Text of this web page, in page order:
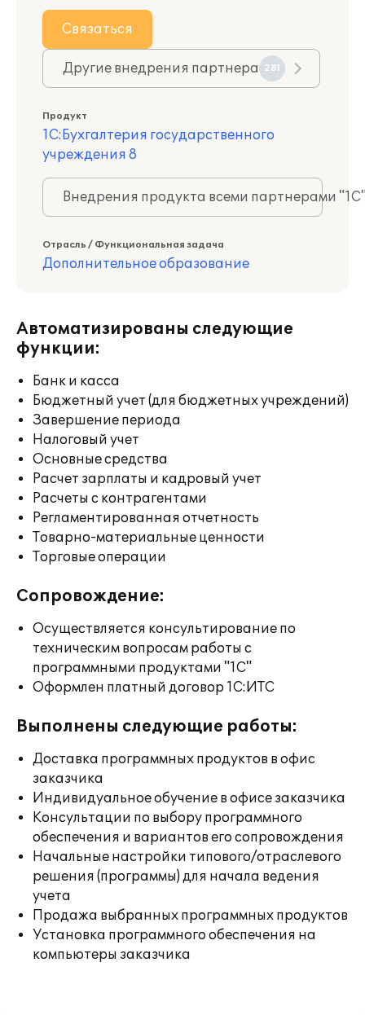
Связаться
Другие внедрения партнера 281
Продукт
1С:Бухгалтерия государственного
учреждения 8
Внедрения продукта всеми партнерами
Отрасль / Функциональная задача
Дополнительное образование
Автоматизированы следующие
функции:
Банк и касса
Бюджетный учет (для бюджетных учреждений)
Завершение периода
Налоговый учет
Основные средства
Расчет зарплаты и кадровый учет
Расчеты с контрагентами
Регламентированная отчетность
Товарно-материальные ценности
Торговые операции
Сопровождение:
Осуществляется консультирование по
техническим вопросам работы с
программными продуктами "1С"
Оформлен платный договор 1С:ИТС
Выполнены следующие работы:
Доставка программных продуктов в офис
заказчика
Индивидуальное обучение в офисе заказчика
Консультации по выбору программного
обеспечения и вариантов его сопровождения
Начальные настройки типового/отраслевого
решения (программы) для начала ведения
учета
Продажа выбранных программных продуктов
Установка программного обеспечения на
компьютеры заказчика